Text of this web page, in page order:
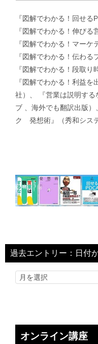
『図解でわかる！回せる
『図解でわかる！伸びる
『図解でわかる！マーケ
『図解でわかる！伝わる
『図解でわかる！段取り
『図解でわかる！利益
社）、 『営業は説明する
ブ 、海外でも翻訳出版
ク 発想術』（秀和シス
過去エントリー：日付
オンライン講座